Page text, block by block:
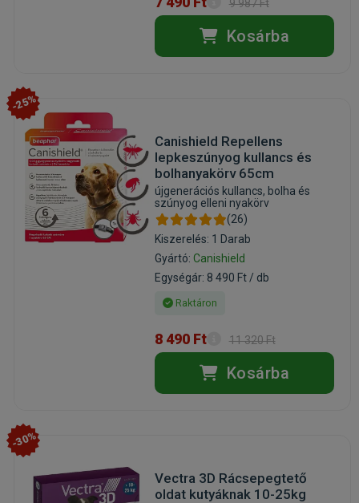
9 987 Ft
Kosárba
-25%
Canishield Repellens
lepkeszúnyog kullancs és
bolhanyakörv 65cm
újgenerációs kullancs, bolha és
szúnyog elleni nyakörv
(26)
Kiszerelés: 1 Darab
Gyártó: Canishield
Egységár: 8 490 Ft / db
Raktáron
8 490 Ft 11 320 Ft
Kosárba
-30%
Vectra 3D Rácsepegtető
oldat kutyáknak 10-25kg